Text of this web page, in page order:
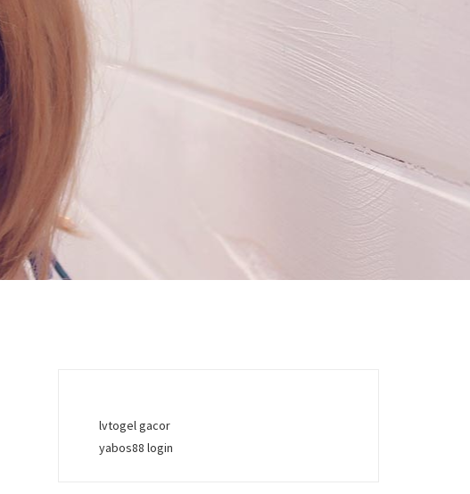
lvtogel gacor
yabos88 login